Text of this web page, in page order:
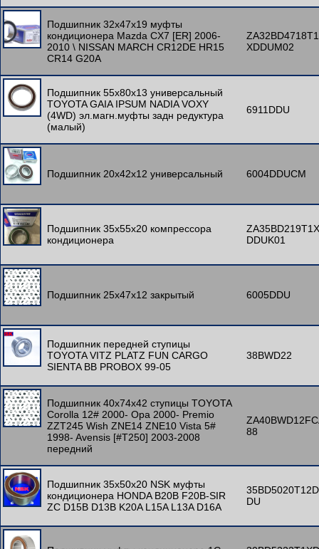
Подшипник 32x47x19 муфты
кондиционера Mazda CX7 [ER] 2006-
2010 \ NISSAN MARCH CR12DE HR15
CR14 G20A
ZA32BD4718T1
XDDUM02
Подшипник 55x80x13 универсальный
TOYOTA GAIA IPSUM NADIA VOXY
(4WD) эл.магн.муфты задн редуктура
(малый)
6911DDU
Подшипник 20x42x12 универсальный 6004DDUCM
Подшипник 35x55x20 компрессора
кондиционера
ZA35BD219T1X
DDUK01
Подшипник 25x47x12 закрытый 6005DDU
Подшипник передней ступицы
TOYOTA VITZ PLATZ FUN CARGO
SIENTA BB PROBOX 99-05
38BWD22
Подшипник 40x74x42 ступицы TOYOTA
Corolla 12# 2000- Opa 2000- Premio
ZZT245 Wish ZNE14 ZNE10 Vista 5#
1998- Avensis [#T250] 2003-2008
передний
88
Подшипник 35x50x20 NSK муфты
кондиционера HONDA B20B F20B-SIR
ZC D15B D13B K20A L15A L13A D16A
35BD5020T12D
DU